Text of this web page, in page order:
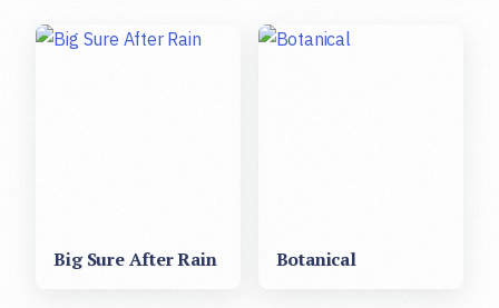
Big Sure After Rain Botanical